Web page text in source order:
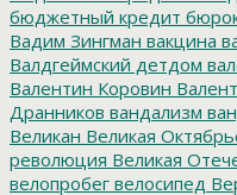
бюджетный кредит
Вадим Зингман вакцина
Валдгеймский детдом
Валентин Коровин
Дранников вандализм
Великан Великая
революция Великая
велопробег велосипед